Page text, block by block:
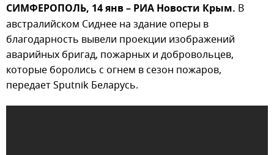
СИМФЕРОПОЛЬ, 14 янв – РИА Новости Крым. В
австралийском Сиднее на здание оперы в
благодарность вывели проекции изображений
аварийных бригад, пожарных и добровольцев,
которые боролись с огнем в сезон пожаров,
передает Sputnik Беларусь.